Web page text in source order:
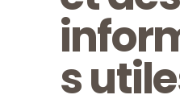
s